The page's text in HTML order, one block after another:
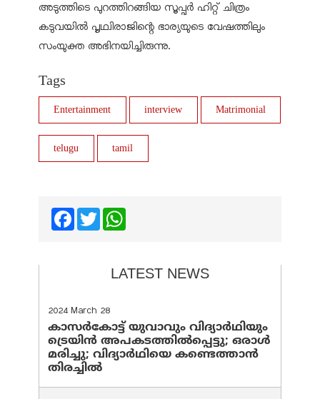
അടുത്തിടെ പുറത്തിറങ്ങിയ സൂപ്പര്‍ ഹിറ്റ് ചിത്രം
കടുവയില്‍ പൃഥ്വിരാജിന്റെ ഭാര്യയുടെ വേഷത്തിലും
സംയുക്ത അഭിനയിച്ചിരുന്നു.
Tags
Entertainment interview Matrimonial
telugu tamil
FacebookTwitter
LATEST NEWS
2024 March 28
കാസർകോട്ട് യുവാവും വിദ്യാർഥിയും
ട്രെയിൻ അപകടത്തിൽപ്പെട്ടു; ഒരാൾ
മരിച്ചു; വിദ്യാർഥിയെ കണ്ടെത്താൻ
തിരച്ചിൽ